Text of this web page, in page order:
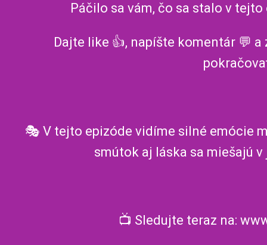
Páčilo sa vám, čo sa stalo v
Dajte like 👍, napíšte komentár 💬
🎭 V tejto epizóde vidíme silné emócie
smútok aj láska sa miešajú
📺 Sledujte teraz na: